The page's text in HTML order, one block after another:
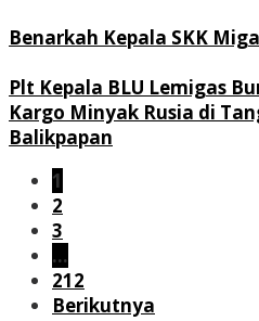
Benarkah Kepala SKK
Plt Kepala BLU Lemigas
Kargo Minyak Rusia di
Balikpapan
1
2
3
…
212
Berikutnya